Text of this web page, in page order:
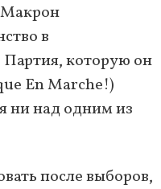
Макрон
в
которую он
En Marche!)
ни над одним из
после выборов,